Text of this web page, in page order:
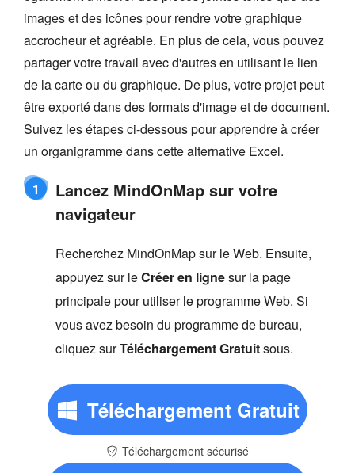
images et des icônes pour rendre votre graphique
accrocheur et agréable. En plus de cela, vous pouvez
partager votre travail avec d'autres en utilisant le lien
de la carte ou du graphique. De plus, votre projet peut
être exporté dans des formats d'image et de document.
Suivez les étapes ci-dessous pour apprendre à créer
un organigramme dans cette alternative Excel.
1
Lancez MindOnMap sur votre
navigateur
Recherchez MindOnMap sur le Web. Ensuite,
appuyez sur leCréer en lignesur la page
principale pour utiliser le programme Web. Si
vous avez besoin du programme de bureau,
cliquez surTéléchargement Gratuitsous.
Téléchargement Gratuit
Téléchargement sécurisé